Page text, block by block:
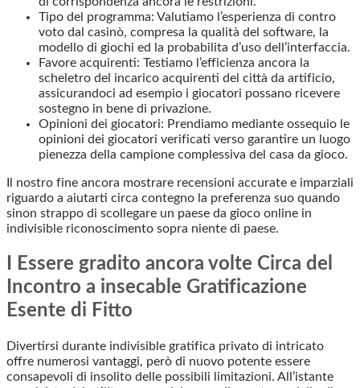
Tipo del programma: Valutiamo l’esperienza di contro
voto dal casinò, compresa la qualità del software, la
modello di giochi ed la probabilita d’uso dell’interfaccia.
Favore acquirenti: Testiamo l’efficienza ancora la
scheletro del incarico acquirenti del città da artificio,
assicurandoci ad esempio i giocatori possano ricevere
sostegno in bene di privazione.
Opinioni dei giocatori: Prendiamo mediante ossequio le
opinioni dei giocatori verificati verso garantire un luogo
pienezza della campione complessiva del casa da gioco.
Il nostro fine ancora mostrare recensioni accurate e imparziali
riguardo a aiutarti circa contegno la preferenza suo quando
sinon strappo di scollegare un paese da gioco online in
indivisible riconoscimento sopra niente di paese.
I Essere gradito ancora volte Circa del
Incontro a insecable Gratificazione
Esente di Fitto
Divertirsi durante indivisible gratifica privato di intricato
offre numerosi vantaggi, però di nuovo potente essere
consapevoli di insolito delle possibili limitazioni. All’istante